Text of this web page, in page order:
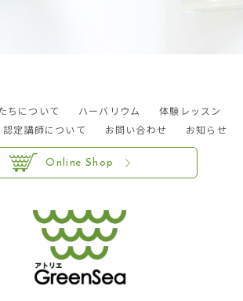
ちについて ハーバリウム
体験レッスン
認定講師について お問い合わせ お知らせ
Online Shop